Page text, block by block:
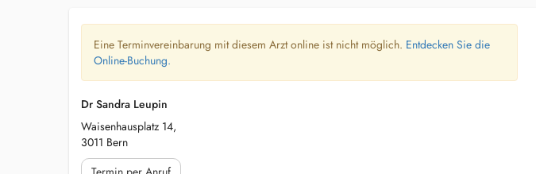
Eine Terminvereinbarung mit diesem Arzt online ist nicht möglich. Entdecken Sie die
Online-Buchung.
Dr Sandra Leupin
Waisenhausplatz 14,
3011 Bern